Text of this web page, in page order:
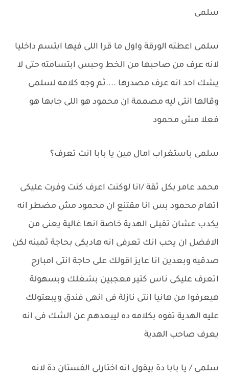
سلمى
سلمى اعطته الورقة واول ما قرا اللى فيها ابتسم داخليا
لانه عرف من صاحبها من الخط وحبس ابتسامته حتى لا
يشك احد انه عرف مصدرها ....ثم وجه كلامه لسلمى
وقالها انتى ليه مصممة ان محمود هو اللى جابها هو
فعلا مش محمود
سلمى باستغراب امال مين يا بابا انت تعرف؟
محمد عامر بكل ثقة /انا لوكنت اعرف كنت وفرت عليكى
اتهام محمود بس انا مقتنع ان محمود مش مضطر انه
يكدب عشان تقبلى الهدية خاصة انها غالية يعنى من
الافضل ان يحب انك تعرفى انه هاديكى بحاجة ثمينه لكن
صدقيه وبعدين انا عايز اقولك على حاجة انتى امبارح
اتعرف عليكى ناس كتير معجبين بشغلك وبسهولة
هيعرفوا من هانيا انتى نازلة فى انهى فندق ويبعتولك
عليه الهدية تفوه بكلامه ده ليبعدهم عن الشك فى انه
يعرف صاحب الهدية
سلمى / يا بابا دة بيقول انه اختارلى الفستان دة لانه